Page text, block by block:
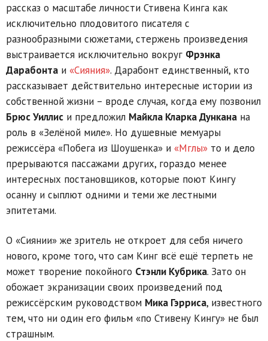
рассказ о масштабе личности Стивена Кинга как
исключительно плодовитого писателя с
разнообразными сюжетами, стержень произведения
выстраивается исключительно вокруг Фрэнка
Дарабонта и «Сияния». Дарабонт единственный, кто
рассказывает действительно интересные истории из
собственной жизни – вроде случая, когда ему позвонил
Брюс Уиллис и предложил Майкла Кларка Дункана на
роль в «Зелёной миле». Но душевные мемуары
режиссёра «Побега из Шоушенка» и «Мглы» то и дело
прерываются пассажами других, гораздо менее
интересных постановщиков, которые поют Кингу
осанну и сыплют одними и теми же лестными
эпитетами.
О «Сиянии» же зритель не откроет для себя ничего
нового, кроме того, что сам Кинг всё ещё терпеть не
может творение покойного Стэнли Кубрика. Зато он
обожает экранизации своих произведений под
режиссёрским руководством Мика Гэрриса, известного
тем, что ни один его фильм «по Стивену Кингу» не был
страшным.